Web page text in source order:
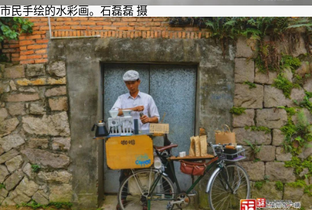
市民手绘的水彩画。石磊磊 摄